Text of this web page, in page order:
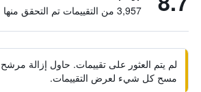
3,957 من التقييمات تم التحقق منها
لم يتم العثور على تقييمات. حاول إزالة مرشح
مسح كل شيء لعرض التقييمات.